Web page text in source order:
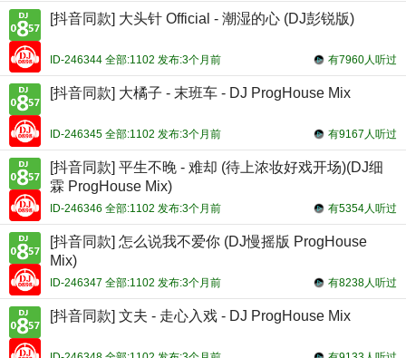
[抖音同款] 大头针 Official - 潮湿的心 (DJ彭锐版)
有7960人听过
ID-246344 全部:1102 发布:3个月前
[抖音同款] 大橘子 - 末班车 - DJ ProgHouse Mix
有9167人听过
ID-246345 全部:1102 发布:3个月前
[抖音同款] 平生不晚 - 难却 (待上浓妆好戏开场)(DJ细
霖 ProgHouse Mix)
有5354人听过
ID-246346 全部:1102 发布:3个月前
[抖音同款] 怎么说我不爱你 (DJ慢摇版 ProgHouse
Mix)
有8238人听过
ID-246347 全部:1102 发布:3个月前
[抖音同款] 文夫 - 走心入戏 - DJ ProgHouse Mix